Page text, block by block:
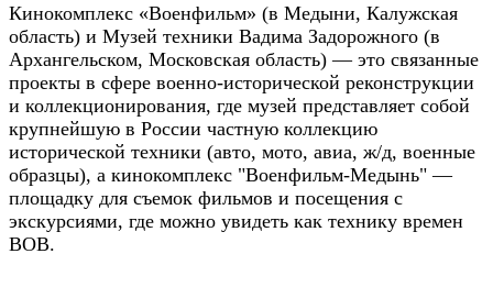
Кинокомплекс «Военфильм» (в Медыни, Калужская
область) и Музей техники Вадима Задорожного (в
Архангельском, Московская область) — это связанные
проекты в сфере военно-исторической реконструкции
и коллекционирования, где музей представляет собой
крупнейшую в России частную коллекцию
исторической техники (авто, мото, авиа, ж/д, военные
образцы), а кинокомплекс "Военфильм-Медынь" —
площадку для съемок фильмов и посещения с
экскурсиями, где можно увидеть как технику времен
ВОВ.